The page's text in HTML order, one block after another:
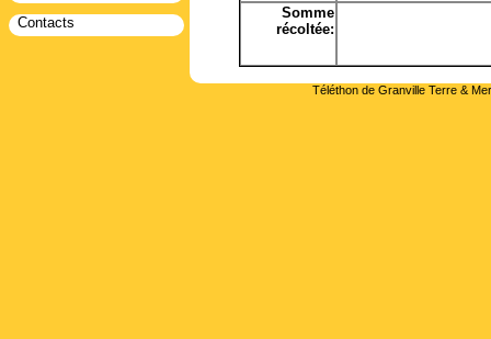
Contacts
Somme
récoltée:
Téléthon de Granville Terre &